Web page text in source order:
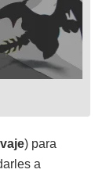
) para
a